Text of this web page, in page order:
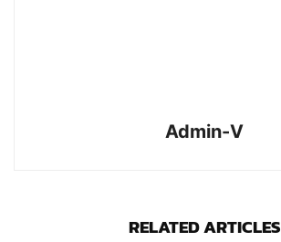
Admin-V
RELATED ARTICLES